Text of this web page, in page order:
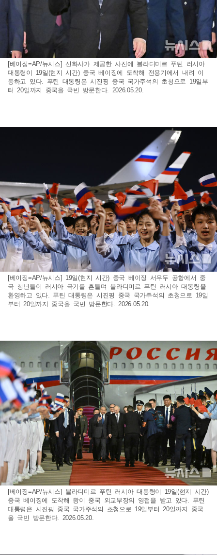
[베이징=AP/뉴시스] 신화사가 제공한 사진에 블라디미르 푸틴 러시아
대통령이 19일(현지 시간) 중국 베이징에 도착해 전용기에서 내려 이
동하고 있다. 푸틴 대통령은 시진핑 중국 국가주석의 초청으로 19일부
터 20일까지 중국을 국빈 방문한다. 2026.05.20.
[베이징=AP/뉴시스] 19일(현지 시간) 중국 베이징 서우두 공항에서 중
국 청년들이 러시아 국기를 흔들며 블라디미르 푸틴 러시아 대통령을
환영하고 있다. 푸틴 대통령은 시진핑 중국 국가주석의 초청으로 19일
부터 20일까지 중국을 국빈 방문한다. 2026.05.20.
[베이징=AP/뉴시스] 블라디미르 푸틴 러시아 대통령이 19일(현지 시간)
중국 베이징에 도착해 왕이 중국 외교부장의 영접을 받고 있다. 푸틴
대통령은 시진핑 중국 국가주석의 초청으로 19일부터 20일까지 중국
을 국빈 방문한다. 2026.05.20.